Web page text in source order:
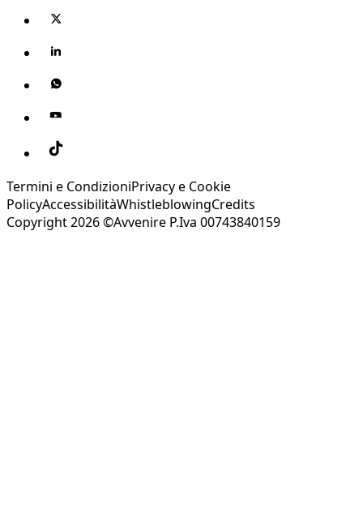
Termini e CondizioniPrivacy e Cookie
PolicyAccessibilitàWhistleblowingCredits
Copyright 2026 ©Avvenire P.Iva 00743840159